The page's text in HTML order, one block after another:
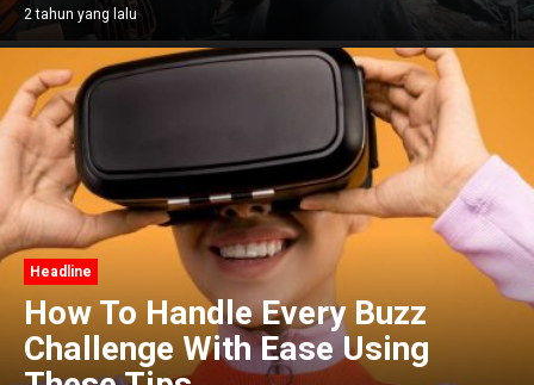
2 tahun yang lalu
Headline
How To Handle Every Buzz
Challenge With Ease Using